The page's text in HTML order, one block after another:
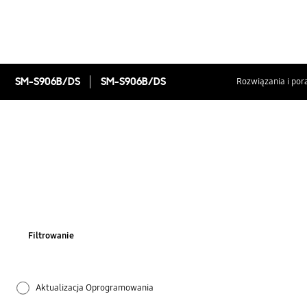
SM-S906B/DS SM-S906B/DS Rozwiązania i
Filtrowanie
Aktualizacja Oprogramowania